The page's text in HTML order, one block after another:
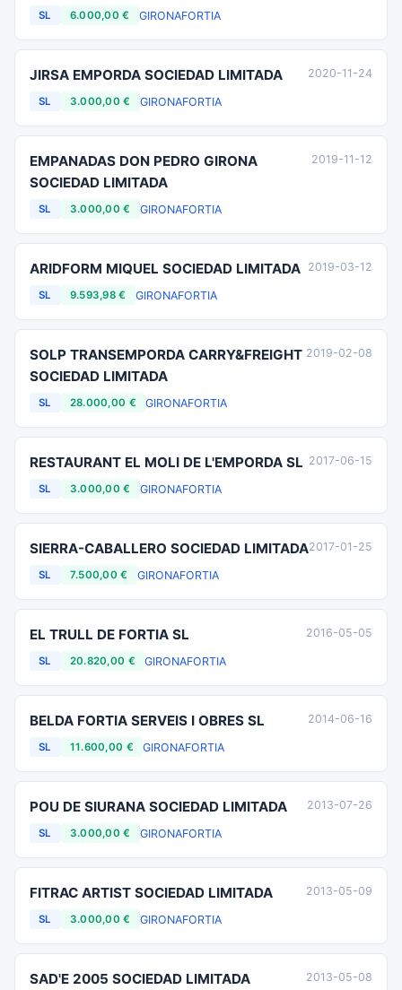
SL 6.000,00 € GIRONAFORTIA
JIRSA EMPORDA SOCIEDAD LIMITADA
SL 3.000,00 € GIRONAFORTIA
2020-11-24
EMPANADAS DON PEDRO GIRONA
SOCIEDAD LIMITADA
SL 3.000,00 € GIRONAFORTIA
2019-11-12
ARIDFORM MIQUEL SOCIEDAD LIMITADA
SL 9.593,98 € GIRONAFORTIA
2019-03-12
SOLP TRANSEMPORDA CARRY&FREIGHT
SOCIEDAD LIMITADA
SL 28.000,00 € GIRONAFORTIA
2019-02-08
RESTAURANT EL MOLI DE L'EMPORDA SL
SL 3.000,00 € GIRONAFORTIA
2017-06-15
SIERRA-CABALLERO SOCIEDAD LIMITADA
SL 7.500,00 € GIRONAFORTIA
2017-01-25
EL TRULL DE FORTIA SL
SL 20.820,00 € GIRONAFORTIA
2016-05-05
BELDA FORTIA SERVEIS I OBRES SL
SL 11.600,00 € GIRONAFORTIA
2014-06-16
POU DE SIURANA SOCIEDAD LIMITADA
SL 3.000,00 € GIRONAFORTIA
2013-07-26
FITRAC ARTIST SOCIEDAD LIMITADA
SL 3.000,00 € GIRONAFORTIA
2013-05-09
SAD'E 2005 SOCIEDAD LIMITADA 2013-05-08